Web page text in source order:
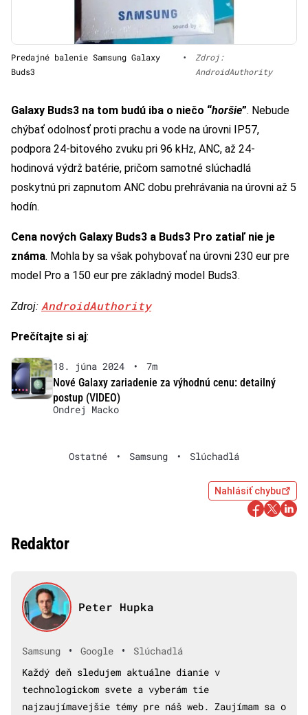
Predajné balenie Samsung Galaxy
Buds3
•
Zdroj:
AndroidAuthority
Galaxy Buds3 na tom budú iba o niečo “horšie”. Nebude
chýbať odolnosť proti prachu a vode na úrovni IP57,
podpora 24-bitového zvuku pri 96 kHz, ANC, až 24-
hodinová výdrž batérie, pričom samotné slúchadlá
poskytnú pri zapnutom ANC dobu prehrávania na úrovni až 5
hodín.
Cena nových Galaxy Buds3 a Buds3 Pro zatiaľ nie je
známa. Mohla by sa však pohybovať na úrovni 230 eur pre
model Pro a 150 eur pre základný model Buds3.
Zdroj: AndroidAuthority
Prečítajte si aj:
18. júna 2024 •
7m
Nové Galaxy zariadenie za výhodnú cenu: detailný
postup (VIDEO)
Ondrej Macko
Ostatné • Samsung • Slúchadlá
Nahlásiť chybu
Redaktor
Peter Hupka
Samsung • Google •
Slúchadlá
Každý deň sledujem aktuálne dianie v
technologickom svete a vyberám tie
najzaujímavejšie témy pre náš web. Zaujímam sa o